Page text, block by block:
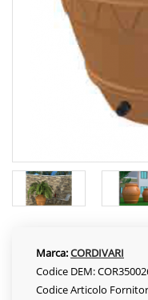
Marca:CORDIVARI
Codice DEM:
Codice Articolo